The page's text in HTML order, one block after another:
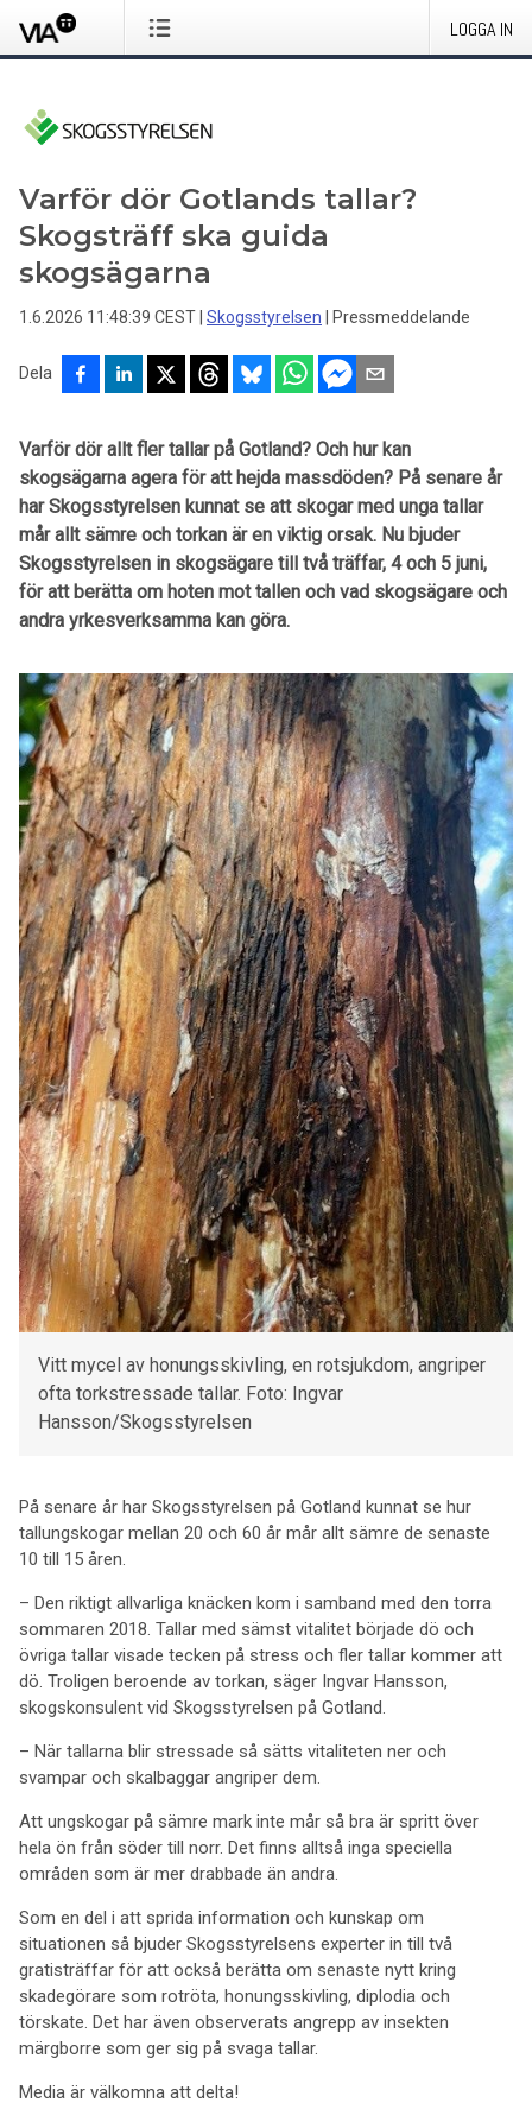
LOGGA IN
Varför dör Gotlands tallar?
Skogsträff ska guida
skogsägarna
1.6.2026 11:48:39 CEST Skogsstyrelsen Pressmeddelande
Dela
Varför dör allt fler tallar på Gotland? Och hur kan
skogsägarna agera för att hejda massdöden? På senare år
har Skogsstyrelsen kunnat se att skogar med unga tallar
mår allt sämre och torkan är en viktig orsak. Nu bjuder
Skogsstyrelsen in skogsägare till två träffar, 4 och 5 juni,
för att berätta om hoten mot tallen och vad skogsägare och
andra yrkesverksamma kan göra.
Vitt mycel av honungsskivling, en rotsjukdom, angriper
ofta torkstressade tallar. Foto: Ingvar
Hansson/Skogsstyrelsen
På senare år har Skogsstyrelsen på Gotland kunnat se hur
tallungskogar mellan 20 och 60 år mår allt sämre de senaste
10 till 15 åren.
– Den riktigt allvarliga knäcken kom i samband med den torra
sommaren 2018. Tallar med sämst vitalitet började dö och
övriga tallar visade tecken på stress och fler tallar kommer att
dö. Troligen beroende av torkan, säger Ingvar Hansson,
skogskonsulent vid Skogsstyrelsen på Gotland.
– När tallarna blir stressade så sätts vitaliteten ner och
svampar och skalbaggar angriper dem.
Att ungskogar på sämre mark inte mår så bra är spritt över
hela ön från söder till norr. Det finns alltså inga speciella
områden som är mer drabbade än andra.
Som en del i att sprida information och kunskap om
situationen så bjuder Skogsstyrelsens experter in till två
gratisträffar för att också berätta om senaste nytt kring
skadegörare som rotröta, honungsskivling, diplodia och
törskate. Det har även observerats angrepp av insekten
märgborre som ger sig på svaga tallar.
Media är välkomna att delta!